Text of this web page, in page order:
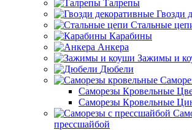
Талрепы
Гвозди
Стальные
Карабины
Анкера
Зажимы и
Дюбели
Саморезы Кровельные
Саморезы Кровельные
прессшайбой